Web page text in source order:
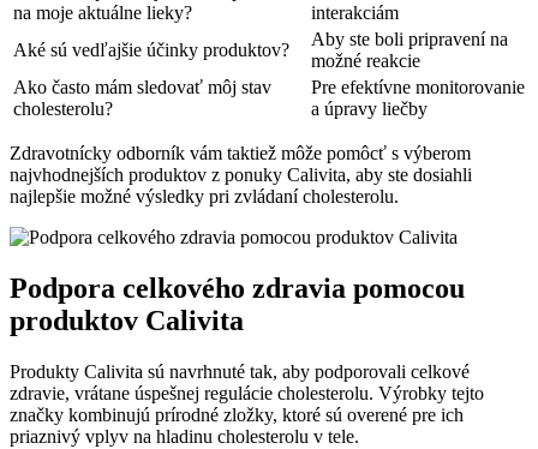
na moje aktuálne lieky?
interakciám
Aké sú vedľajšie účinky produktov?
Aby ste boli pripravení na
možné reakcie
Ako často mám sledovať môj stav
cholesterolu?
Pre efektívne monitorovanie
a úpravy liečby
Zdravotnícky odborník vám taktiež môže pomôcť s výberom
najvhodnejších produktov z ponuky Calivita, aby ste dosiahli
najlepšie možné výsledky pri zvládaní cholesterolu.
Podpora celkového zdravia pomocou
produktov Calivita
Produkty Calivita sú navrhnuté tak, aby podporovali celkové
zdravie, vrátane úspešnej regulácie cholesterolu. Výrobky tejto
značky kombinujú prírodné zložky, ktoré sú overené pre ich
priaznivý vplyv na hladinu cholesterolu v tele.